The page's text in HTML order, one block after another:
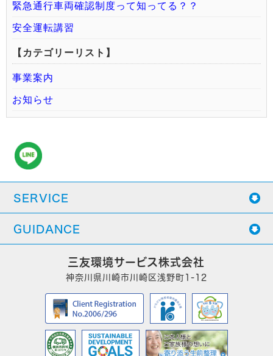
緊急通行車両確認制度って知ってる？？
安全運転講習
【カテゴリーリスト】
事業案内
お知らせ
SERVICE
GUIDANCE
三友環境サービス株式会社
神奈川県川崎市川崎区浅野町1-12